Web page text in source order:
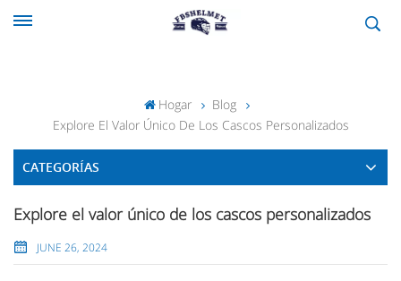
Hogar
Blog
Explore El Valor Único De Los Cascos Personalizados
CATEGORÍAS
Explore el valor único de los cascos personalizados
JUNE 26, 2024